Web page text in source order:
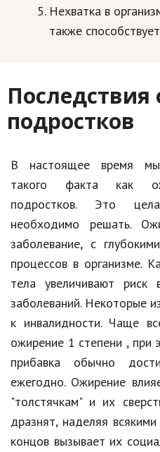
Хобби и развлечения
Юриспруденция
Природа
Наука и технологии
Нехватка в
также
подростков
В настоящее время мы
такого факта как
подростков. Это
необходимо решать.
заболевание, с
процессов в организме.
тела увеличивают риск
заболеваний. Некоторые
к инвалидности. Чаще
ожирение 1 степени , при
прибавка обычно
ежегодно. Ожирение
"толстячкам" и их
дразнят, наделяя
концов вызывает их